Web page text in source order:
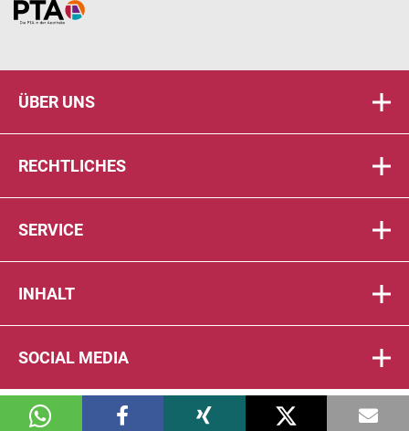
Home
ÜBER UNS
RECHTLICHES
SERVICE
INHALT
SOCIAL MEDIA
© 2026 DIE PTA IN DER APOTHEKE